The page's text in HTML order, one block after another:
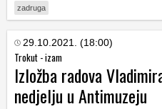
zadruga
29.10.2021. (18:00)
Trokut - izam
Izložba radova
nedjelju u Antimuzeju